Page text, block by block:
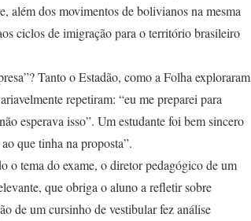
além dos movimentos de bolivianos na mesma
ciclos de imigração para o território brasileiro
Tanto o Estadão, como a Folha exploraram
repetiram: “eu me preparei para
esperava isso”. Um estudante foi bem sincero
que tinha na proposta”.
o tema do exame, o diretor pedagógico de um
que obriga o aluno a refletir sobre
de um cursinho de vestibular fez análise